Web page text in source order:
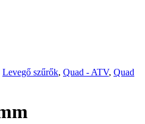
Levegő szűrők, Quad - ATV, Quad